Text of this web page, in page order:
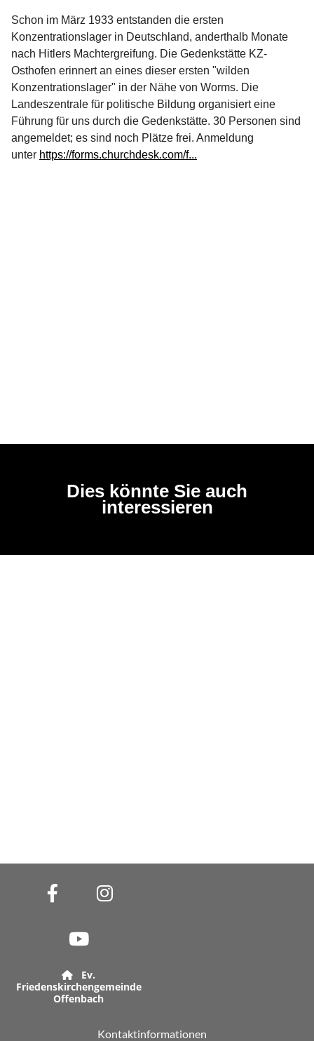
Schon im März 1933 entstanden die ersten
Konzentrationslager in Deutschland, anderthalb Monate
nach Hitlers Machtergreifung. Die Gedenkstätte KZ-
Osthofen erinnert an eines dieser ersten "wilden
Konzentrationslager" in der Nähe von Worms. Die
Landeszentrale für politische Bildung organisiert eine
Führung für uns durch die Gedenkstätte. 30 Personen sind
angemeldet; es sind noch Plätze frei. Anmeldung
unter https://forms.churchdesk.com/f...
Dies könnte Sie auch
interessieren

Ev.
Friedenskirchengemeinde
Offenbach
Kontaktinformationen